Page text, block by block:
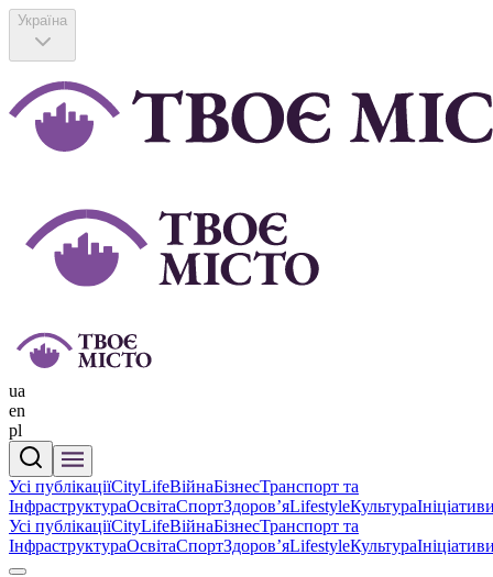
Україна
ua
en
pl
Усі публікаціїCityLifeВійнаБізнесТранспорт та
ІнфраструктураОсвітаСпортЗдоровʼяLifestyleКультура
Усі публікаціїCityLifeВійнаБізнесТранспорт та
ІнфраструктураОсвітаСпортЗдоровʼяLifestyleКультура